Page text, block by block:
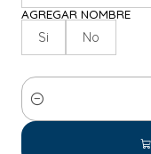
AGREGAR NOMBRE
Si No
Cantidad